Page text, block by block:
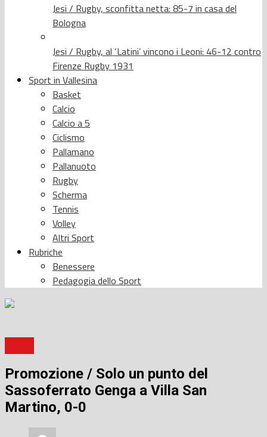
Jesi / Rugby, sconfitta netta: 85-7 in casa del
Bologna
Jesi / Rugby, al ‘Latini’ vincono i Leoni: 46-12 contro
Firenze Rugby 1931
Sport in Vallesina
Basket
Calcio
Calcio a 5
Ciclismo
Pallamano
Pallanuoto
Rugby
Scherma
Tennis
Volley
Altri Sport
Rubriche
Benessere
Pedagogia dello Sport
Promozione / Solo un punto del
Sassoferrato Genga a Villa San
Martino, 0-0